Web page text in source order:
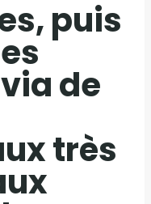
puis
de
très